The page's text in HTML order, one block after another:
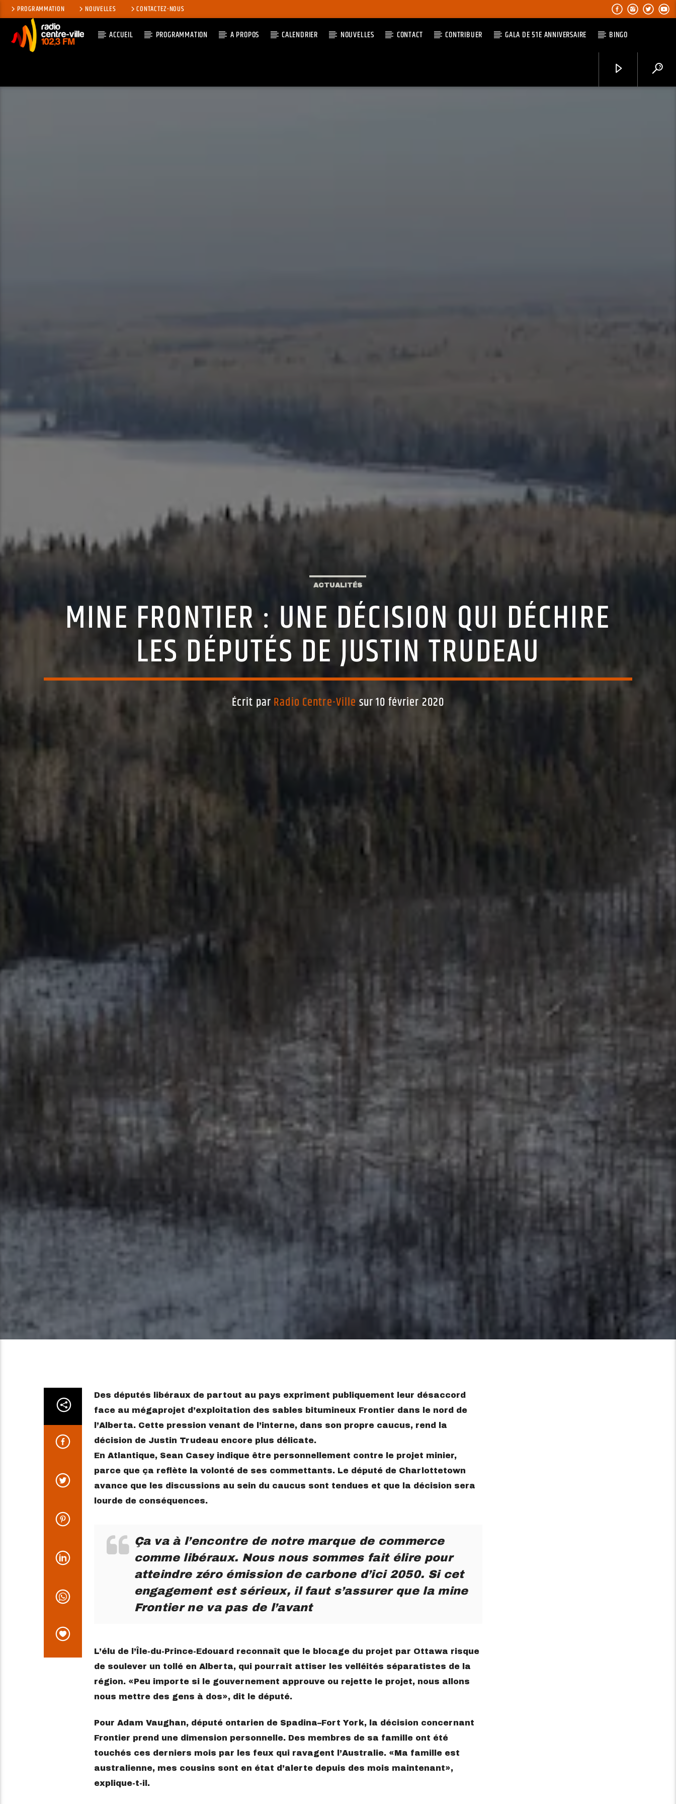
PROGRAMMATION NOUVELLES CONTACTEZ-NOUS
ACCUEIL PROGRAMMATION A PROPOS CALENDRIER NOUVELLES CONTACT CONTRIBUER GALA DE 51E ANNIVERSAIRE BINGO
ACTUALITÉS
MINE FRONTIER : UNE DÉCISION QUI DÉCHIRE
LES DÉPUTÉS DE JUSTIN TRUDEAU
Écrit par Radio Centre-Villesur 10 février 2020
Des députés libéraux de partout au pays expriment publiquement leur désaccord
face au mégaprojet d’exploitation des sables bitumineux Frontier dans le nord de
l’Alberta. Cette pression venant de l’interne, dans son propre caucus, rend la
décision de Justin Trudeau encore plus délicate.
En Atlantique, Sean Casey indique être personnellement contre le projet minier,
parce que ça reflète la volonté de ses commettants. Le député de Charlottetown
avance que les discussions au sein du caucus sont tendues et que la décision sera
lourde de conséquences.
Ça va à l’encontre de notre marque de commerce
comme libéraux. Nous nous sommes fait élire pour
atteindre zéro émission de carbone d’ici 2050. Si cet
engagement est sérieux, il faut s’assurer que la mine
Frontier ne va pas de l’avant
L’élu de l’Île-du-Prince-Edouard reconnaît que le blocage du projet par Ottawa risque
de soulever un tollé en Alberta, qui pourrait attiser les velléités séparatistes de la
région.
Peu importe si le gouvernement approuve ou rejette le projet, nous allons
nous mettre des gens à dos
, dit le député.
Pour Adam Vaughan, député ontarien de Spadina–Fort York, la décision concernant
Frontier prend une dimension personnelle. Des membres de sa famille ont été
touchés ces derniers mois par les feux qui ravagent l’Australie.
Ma famille est
australienne, mes cousins sont en état d’alerte depuis des mois maintenant
,
explique-t-il.